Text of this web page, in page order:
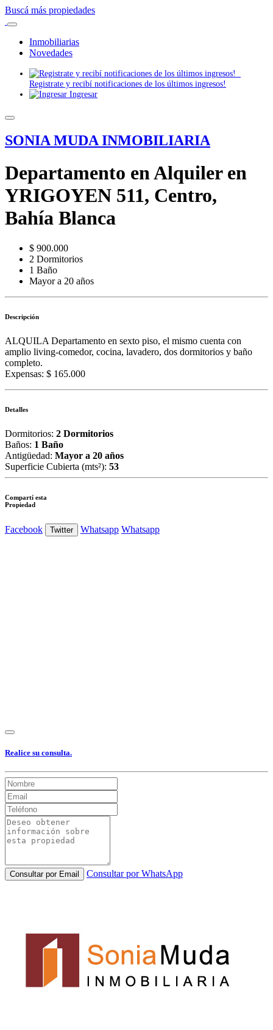
Buscá más propiedades
Inmobiliarias
Novedades
Registrate y recibí notificaciones de los últimos ingresos!
Ingresar
SONIA MUDA INMOBILIARIA
Departamento en Alquiler en
YRIGOYEN 511, Centro,
Bahía Blanca
$ 900.000
2 Dormitorios
1 Baño
Mayor a 20 años
Descripción
ALQUILA Departamento en sexto piso, el mismo cuenta con
amplio living-comedor, cocina, lavadero, dos dormitorios y baño
completo.
Expensas: $ 165.000
Detalles
Dormitorios: 2 Dormitorios
Baños: 1 Baño
Antigüedad: Mayor a 20 años
Superficie Cubierta (mts²): 53
Compartí esta
Propiedad
Facebook Twitter Whatsapp Whatsapp
Realice su consulta.
Consultar por Email Consultar por WhatsApp